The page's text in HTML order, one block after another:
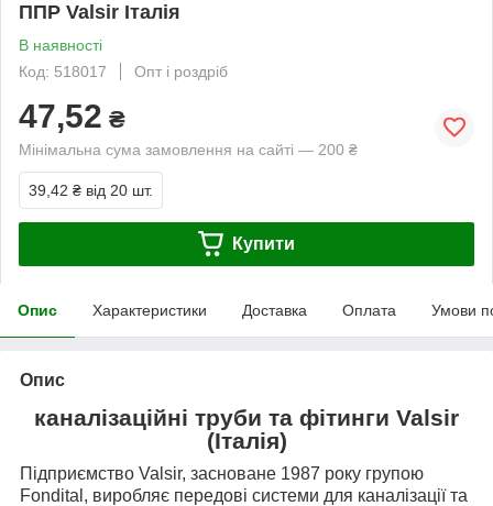
ППР Valsir Італія
В наявності
Код: 518017
Опт і роздріб
47,52 ₴
Мінімальна сума замовлення на сайті — 200 ₴
39,42 ₴ від 20 шт.
Купити
Опис Характеристики Доставка Оплата Умови
Опис
каналізаційні труби та фітинги Valsir
(Італія)
Підприємство Valsir, засноване 1987 року групою
Fondital, виробляє передові системи для каналізації та